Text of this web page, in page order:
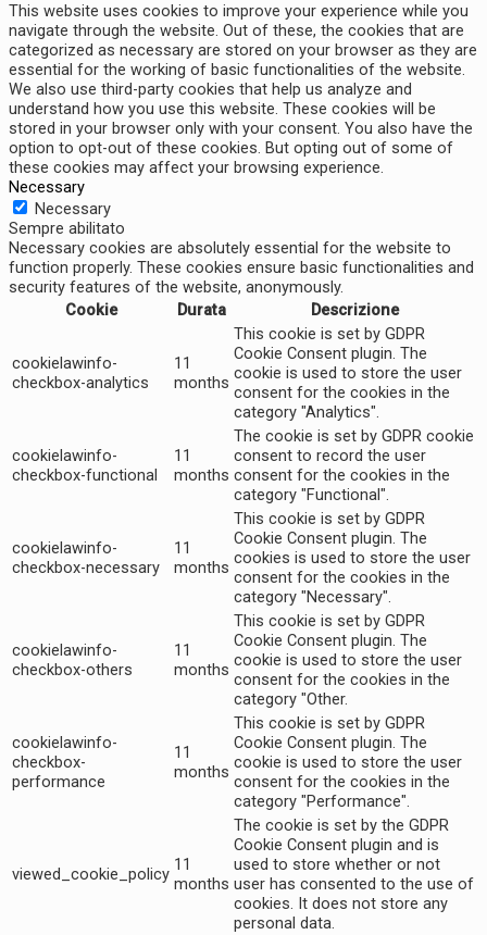
This website uses cookies to improve your experience while you
navigate through the website. Out of these, the cookies that are
categorized as necessary are stored on your browser as they are
essential for the working of basic functionalities of the website.
We also use third-party cookies that help us analyze and
understand how you use this website. These cookies will be
stored in your browser only with your consent. You also have the
option to opt-out of these cookies. But opting out of some of
these cookies may affect your browsing experience.
Necessary
Necessary
Sempre abilitato
Necessary cookies are absolutely essential for the website to
function properly. These cookies ensure basic functionalities and
security features of the website, anonymously.
Cookie
Durata Descrizione
cookielawinfo-
checkbox-analytics
11
months
This cookie is set by GDPR
Cookie Consent plugin. The
cookie is used to store the user
consent for the cookies in the
category "Analytics".
cookielawinfo-
checkbox-functional
11
months
The cookie is set by GDPR cookie
consent to record the user
consent for the cookies in the
category "Functional".
cookielawinfo-
checkbox-necessary
11
months
This cookie is set by GDPR
Cookie Consent plugin. The
cookies is used to store the user
consent for the cookies in the
category "Necessary".
cookielawinfo-
checkbox-others
11
months
This cookie is set by GDPR
Cookie Consent plugin. The
cookie is used to store the user
consent for the cookies in the
category "Other.
cookielawinfo-
checkbox-
performance
11
months
This cookie is set by GDPR
Cookie Consent plugin. The
cookie is used to store the user
consent for the cookies in the
category "Performance".
viewed_cookie_policy 11
months
The cookie is set by the GDPR
Cookie Consent plugin and is
used to store whether or not
user has consented to the use of
cookies. It does not store any
personal data.